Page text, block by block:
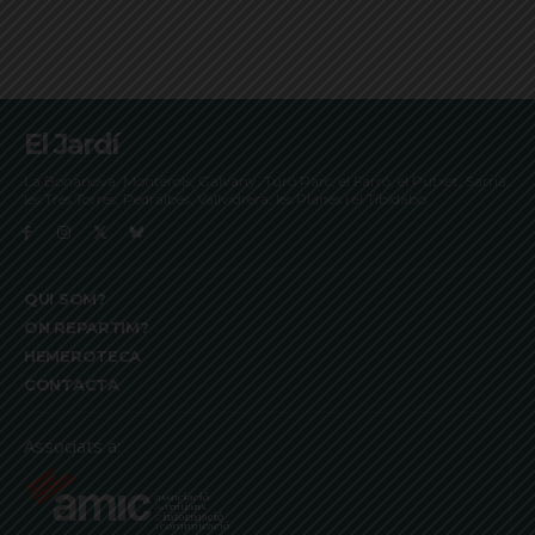
El Jardí
La Bonanova, Monterols, Galvany, Turó Parc, el Farró, el Putxet, Sarrià,
les Tres Torres, Pedralbes, Vallvidrera, les Planes i el Tibidabo
QUI SOM?
ON REPARTIM?
HEMEROTECA
CONTACTA
Associats a: